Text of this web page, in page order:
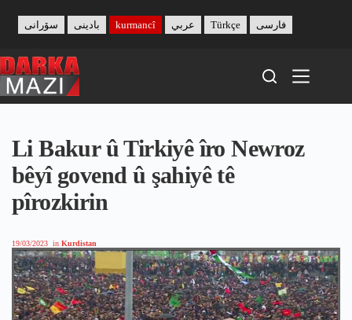
content
بادینی سۆرانی kurmancî عربي Türkçe فارسی
Li Bakur û Tirkiyê îro Newroz
bêyî govend û şahiyê tê
pîrozkirin
19/03/2023 in Kurdistan